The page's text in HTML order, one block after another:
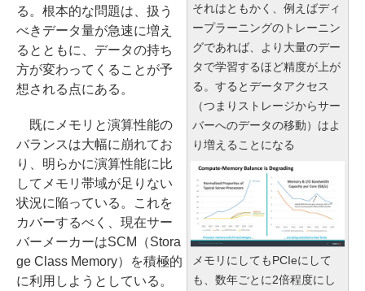
それはともかく、例えばディ
ープラーニングのトレーニン
グであれば、より大量のデー
タで学習するほど精度が上が
る。するとデータアクセス
（つまりストレージからサー
バーへのデータの移動）はよ
り増えることになる
メモリにしてもPCIeにして
も、数年ごとに2倍程度にし
る。根本的な問題は、扱う
べきデータ量が急速に増え
るとともに、データの持ち
方が変わってくることが予
想される点にある。
既にメモリと演算性能の
バランスは大幅に崩れてお
り、明らかに演算性能に比
してメモリ帯域が足りない
状況に陥っている。これを
カバーするべく、現在サー
バーメーカーはSCM（Stora
ge Class Memory）を積極的
に利用しようとしている。